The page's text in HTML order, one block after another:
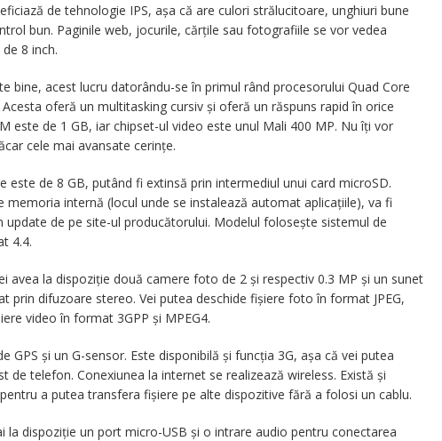
de tehnologie IPS, așa că are culori strălucitoare, unghiuri bune
bun. Paginile web, jocurile, cărțile sau fotografiile se vor vedea
8 inch.
bine, acest lucru datorându-se în primul rând procesorului Quad Core
Acesta oferă un multitasking cursiv și oferă un răspuns rapid în orice
este de 1 GB, iar chipset-ul video este unul Mali 400 MP. Nu îți vor
cele mai avansate cerințe.
este de 8 GB, putând fi extinsă prin intermediul unui card microSD.
memoria internă (locul unde se instalează automat aplicațiile), va fi
update de pe site-ul producătorului. Modelul folosește sistemul de
4.4.
avea la dispoziție două camere foto de 2 și respectiv 0.3 MP și un sunet
prin difuzoare stereo. Vei putea deschide fișiere foto în format JPEG,
video în format 3GPP și MPEG4.
GPS și un G-sensor. Este disponibilă și funcția 3G, așa că vei putea
de telefon. Conexiunea la internet se realizează wireless. Există și
a putea transfera fișiere pe alte dispozitive fără a folosi un cablu.
la dispoziție un port micro-USB și o intrare audio pentru conectarea